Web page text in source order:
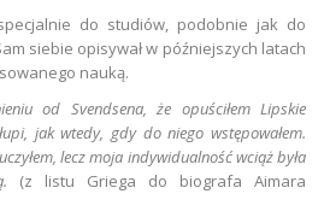
do studiów, podobnie jak do
siebie opisywał w późniejszych latach
nauką.
od Svendsena, że opuściłem Lipskie
jak wtedy, gdy do niego wstępowałem.
lecz moja indywidualność wciąż była
(z listu Griega do biografa Aimara